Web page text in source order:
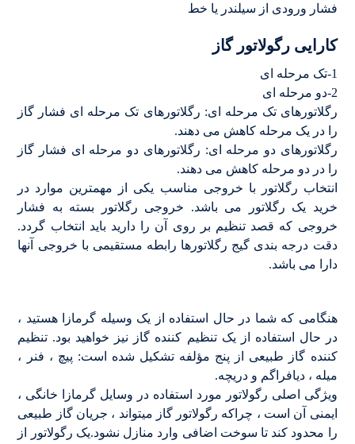
فشار ورودی از سیلندر یا خط
کارایی رگولاتور گاز
1-تک مرحله ای
2-دو مرحله ای
رگلاتورهای تک مرحله ای: رگلاتورهای تک مرحله ای فشار گاز
را در یک مرحله کاهش می دهند.
رگلاتورهای دو مرحله ای: رگلاتورهای دو مرحله ای فشار گاز
را در دو مرحله کاهش می دهند.
انتخاب رگلاتور با خروجی مناسب یکی از مهمترین موارد در
خرید یک رگلاتور می باشد. خروجی رگلاتور بسته به فشار
خروجی که قصد تنظیم بر روی آن را دارید باید انتخاب گردد.
دقت درجه بندی گیج رگلاتورها رابطه مستقیمی با خروجی آنها
دارا می باشد.
هنگامی که شما در حال استفاده از یک وسیله گرمازا هستید ،
در حال استفاده از یک تنظیم کننده گاز نیز خواهید بود. تنظیم
کننده گاز طبیعی از پنج مؤلفه تشکیل شده است: پیچ ، فنر ،
میله ، دیافراگم و دریچه.
ویژگی اصلی رگولاتور مورد استفاده در وسایل گرمازا خانگی ،
ایمنی آن است ، چراکه رگولاتور گاز میتواند ، جریان گاز طبیعی
را محدود کند تا سوخت اضافی وارد منازل نشود.یک رگولاتور از